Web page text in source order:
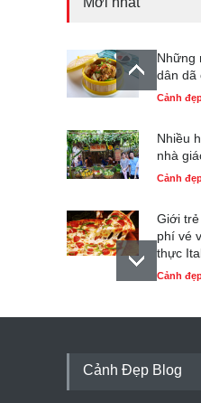
Những
dân dã
Cảnh
Nhiều
nhà
Cảnh
Giới
phí vé
thực
Cảnh
Tam
Cảnh Đẹp Blog